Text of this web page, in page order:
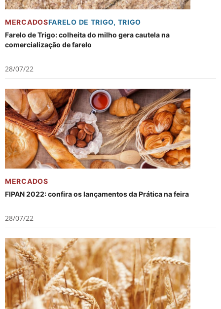
MERCADOSFARELO DE TRIGO, TRIGO
Farelo de Trigo: colheita do milho gera cautela na
comercialização de farelo
28/07/22
MERCADOS
FIPAN 2022: confira os lançamentos da Prática na feira
28/07/22